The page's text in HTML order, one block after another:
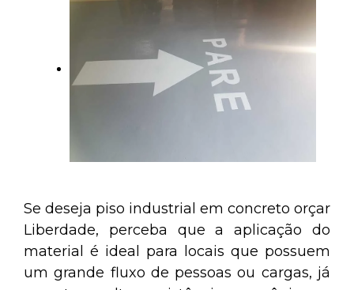
Se deseja piso industrial em concreto orçar
Liberdade, perceba que a aplicação do
material é ideal para locais que possuem
um grande fluxo de pessoas ou cargas, já